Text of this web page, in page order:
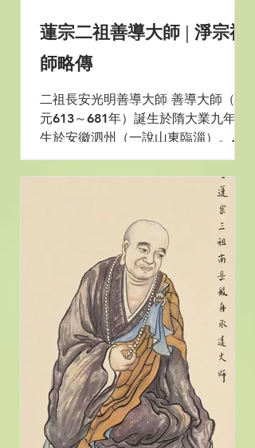
蓮宗二祖善導大師 | 淨宗祖
師略傳
二祖長安光明善導大師 善導大師（西
元613～681年）誕生於隋大業九年，
生於安徽泗州（一說山東臨淄）。年
少出家，早年修習《法華經》、《維
摩詰經》，後見西方變相與《觀無量
壽佛經》，心生歡喜，欣慕西方極樂
世界，每常誦習十六觀行冥心思惟，
如法作觀，未經數年，已成深妙，便